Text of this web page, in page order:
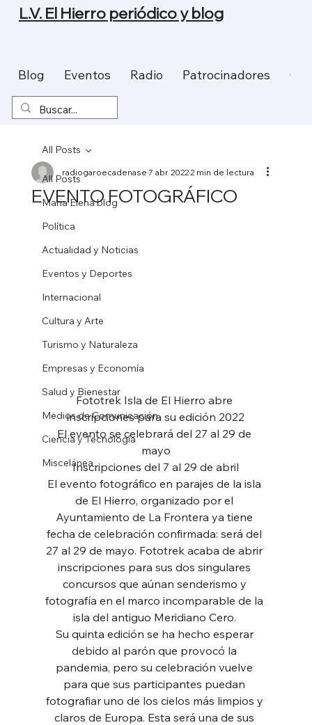
Blog Eventos Radio Patrocinadores
L.V. El Hierro periódico y blog
All Posts
Maria Elena blog
Política
Actualidad y Noticias
Eventos y Deportes
Internacional
Cultura y Arte
Turismo y Naturaleza
Empresas y Economía
Salud y Bienestar
Medios de Comunicación
Ciencia y Tecnología
Miscelánea
All Posts
EVENTO FOTOGRÁFICO
radiogaroecadenase7 abr 20222 min de lectura
Fototrek Isla de El Hierro abre
inscripciones para su edición 2022
El evento se celebrará del 27 al 29 de
mayo
Inscripciones del 7 al 29 de abril
El evento fotográfico en parajes de la isla
de El Hierro, organizado por el
Ayuntamiento de La Frontera ya tiene
fecha de celebración confirmada: será del
27 al 29 de mayo. Fototrek acaba de abrir
inscripciones para sus dos singulares
concursos que aúnan senderismo y
fotografía en el marco incomparable de la
isla del antiguo Meridiano Cero.
Su quinta edición se ha hecho esperar
debido al parón que provocó la
pandemia, pero su celebración vuelve
para que sus participantes puedan
fotografiar uno de los cielos más limpios y
claros de Europa. Esta será una de sus